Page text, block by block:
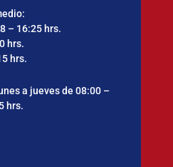
– 16:25 hrs.
hrs.
hrs.
a jueves de 08:00 –
hrs.